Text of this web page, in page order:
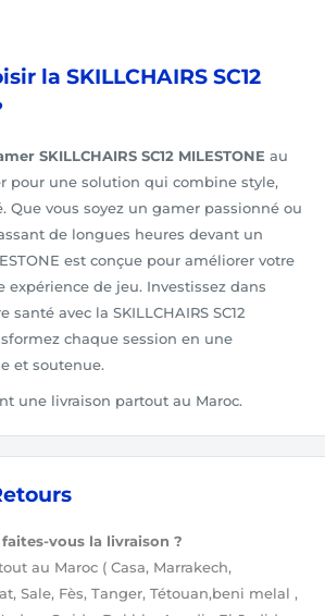
la SKILLCHAIRS SC12
SKILLCHAIRS SC12 MILESTONE au
pour une solution qui combine style,
Que vous soyez un gamer passionné ou
de longues heures devant un
est conçue pour améliorer votre
expérience de jeu. Investissez dans
avec la SKILLCHAIRS SC12
chaque session en une
et soutenue.
une livraison partout au Maroc.
vous la livraison ?
au Maroc ( Casa, Marrakech,
Sale, Fès, Tanger, Tétouan,beni melal ,